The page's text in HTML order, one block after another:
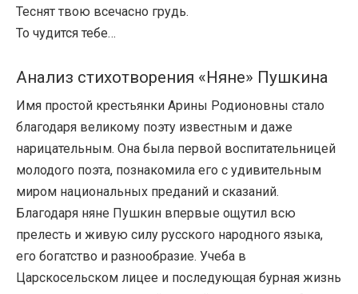
Теснят твою всечасно грудь.
То чудится тебе…
Анализ стихотворения «Няне» Пушкина
Имя простой крестьянки Арины Родионовны стало
благодаря великому поэту известным и даже
нарицательным. Она была первой воспитательницей
молодого поэта, познакомила его с удивительным
миром национальных преданий и сказаний.
Благодаря няне Пушкин впервые ощутил всю
прелесть и живую силу русского народного языка,
его богатство и разнообразие. Учеба в
Царскосельском лицее и последующая бурная жизнь